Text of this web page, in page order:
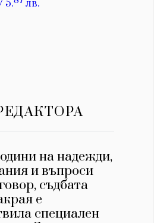
на надежди,
и въпроси
съдбата
е
специален